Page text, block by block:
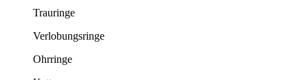
Trauringe
Verlobungsringe
Ohrringe